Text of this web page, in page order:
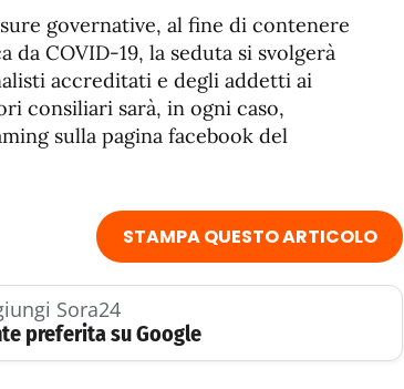
governative, al fine di contenere
COVID-19, la seduta si svolgerà
accreditati e degli addetti ai
consiliari sarà, in ogni caso,
sulla pagina facebook del
STAMPA QUESTO ARTICOLO
Sora24
preferita su Google